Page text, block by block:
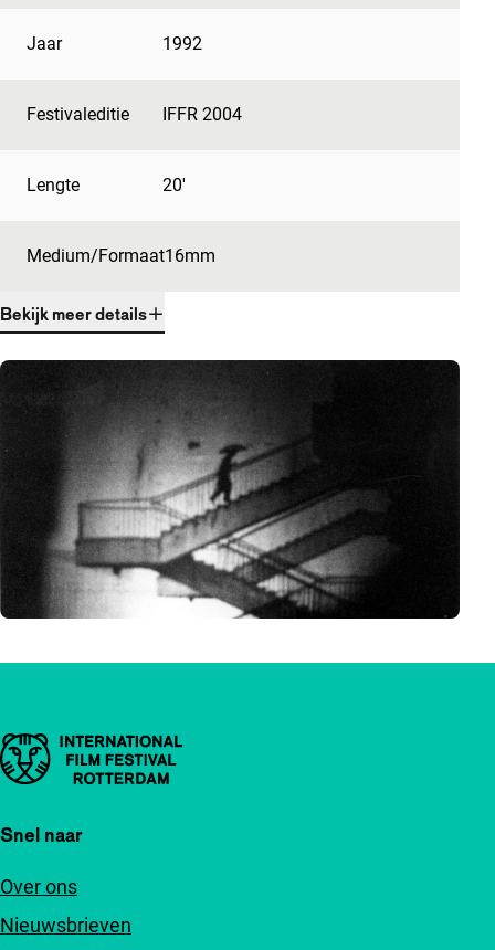
Jaar 1992
Festivaleditie IFFR 2004
Lengte 20'
Medium/Formaat16mm
Bekijk meer details
Belangrijke links
Snel naar
Over ons
Nieuwsbrieven